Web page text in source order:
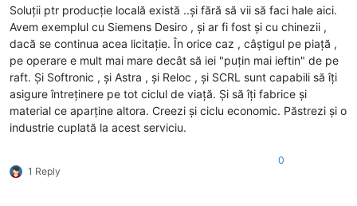
Soluții ptr producție locală există ..și fără să vii să faci hale aici.
Avem exemplul cu Siemens Desiro , și ar fi fost și cu chinezii ,
dacă se continua acea licitație. În orice caz , câștigul pe piață ,
pe operare e mult mai mare decât să iei "puțin mai ieftin" de pe
raft. Și Softronic , și Astra , și Reloc , și SCRL sunt capabili să îți
asigure întreținere pe tot ciclul de viață. Și să îți fabrice și
material ce aparține altora. Creezi și ciclu economic. Păstrezi și o
industrie cuplată la acest serviciu.
1 Reply
0